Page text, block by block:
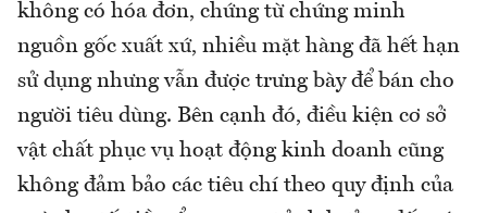
không có hóa đơn, chứng từ chứng minh
nguồn gốc xuất xứ, nhiều mặt hàng đã hết hạn
sử dụng nhưng vẫn được trưng bày để bán cho
người tiêu dùng. Bên cạnh đó, điều kiện cơ sở
vật chất phục vụ hoạt động kinh doanh cũng
không đảm bảo các tiêu chí theo quy định của